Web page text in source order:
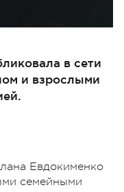
в сети
и взрослыми
Евдокименко
семейными